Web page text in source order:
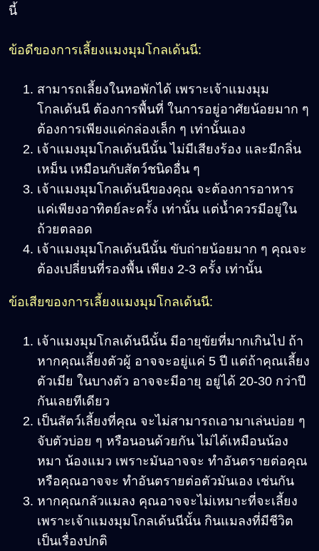
นี้
ข้อดีของการเลี้ยงแมงมุมโกลเด้นนี:
สามารถเลี้ยงในหอพักได้ เพราะเจ้าแมงมุม
โกลเด้นนี ต้องการพื้นที่ ในการอยู่อาศัยน้อยมาก ๆ
ต้องการเพียงแค่กล่องเล็ก ๆ เท่านั้นเอง
เจ้าแมงมุมโกลเด้นนีนั้น ไม่มีเสียงร้อง และมีกลิ่น
เหม็น เหมือนกับสัตว์ชนิดอื่น ๆ
เจ้าแมงมุมโกลเด้นนีของคุณ จะต้องการอาหาร
แค่เพียงอาทิตย์ละครั้ง เท่านั้น แต่น้ำควรมีอยู่ใน
ถ้วยตลอด
เจ้าแมงมุมโกลเด้นนีนั้น ขับถ่ายน้อยมาก ๆ คุณจะ
ต้องเปลี่ยนที่รองพื้น เพียง 2-3 ครั้ง เท่านั้น
ข้อเสียของการเลี้ยงแมงมุมโกลเด้นนี:
เจ้าแมงมุมโกลเด้นนีนั้น มีอายุขัยที่มากเกินไป ถ้า
หากคุณเลี้ยงตัวผู้ อาจจะอยู่แค่ 5 ปี แต่ถ้าคุณเลี้ยง
ตัวเมีย ในบางตัว อาจจะมีอายุ อยู่ได้ 20-30 กว่าปี
กันเลยทีเดียว
เป็นสัตว์เลี้ยงที่คุณ จะไม่สามารถเอามาเล่นบ่อย ๆ
จับตัวบ่อย ๆ หรือนอนด้วยกัน ไม่ได้เหมือนน้อง
หมา น้องแมว เพราะมันอาจจะ ทำอันตรายต่อคุณ
หรือคุณอาจจะ ทำอันตรายต่อตัวมันเอง เช่นกัน
หากคุณกลัวแมลง คุณอาจจะไม่เหมาะที่จะเลี้ยง
เพราะเจ้าแมงมุมโกลเด้นนีนั้น กินแมลงที่มีชีวิต
เป็นเรื่องปกติ